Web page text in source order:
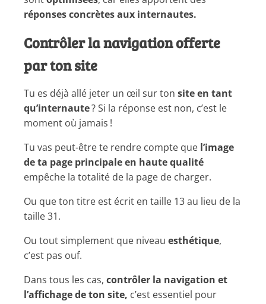
réponses concrètes aux internautes.
Contrôler la navigation offerte
par ton site
Tu es déjà allé jeter un œil sur ton site en tant
qu’internaute? Si la réponse est non, c’est le
moment où jamais !
Tu vas peut-être te rendre compte que l’image
de ta page principale en haute qualité
empêche la totalité de la page de charger.
Ou que ton titre est écrit en taille 13 au lieu de la
taille 31.
Ou tout simplement que niveau esthétique,
c’est pas ouf.
Dans tous les cas, contrôler la navigation et
l’affichage de ton site, c’est essentiel pour